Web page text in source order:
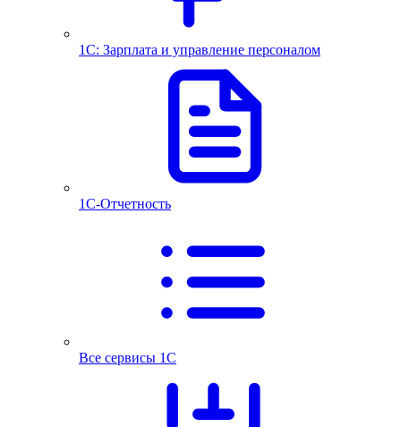
1С: Зарплата и управление персоналом
1С-Отчетность
Все сервисы 1С